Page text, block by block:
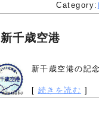
Category:
新千歳空港
新千歳空港の記
[ 続きを読む ]